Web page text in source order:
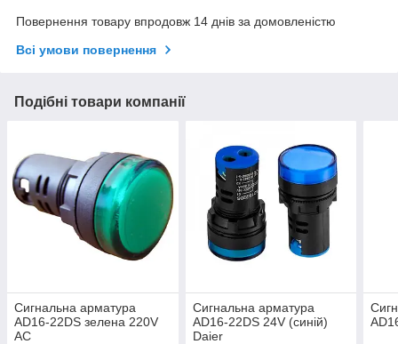
Повернення товару впродовж 14 днів за домовленістю
Всі умови повернення
Подібні товари компанії
Сигнальна арматура
AD16-22DS зелена 220V
АC
Сигнальна арматура
AD16-22DS 24V (синій)
Daier